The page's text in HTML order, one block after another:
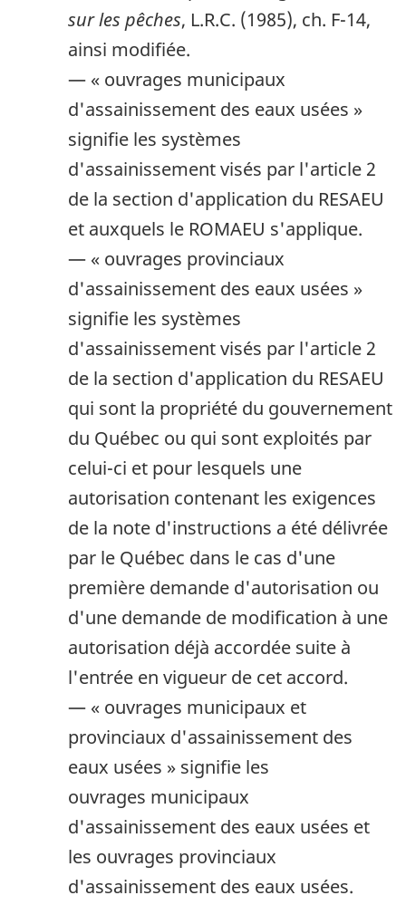
sur les pêches, L.R.C. (1985), ch. F-14,
ainsi modifiée.
— « ouvrages municipaux
d'assainissement des eaux usées »
signifie les systèmes
d'assainissement visés par l'article 2
de la section d'application du RESAEU
et auxquels le ROMAEU s'applique.
— « ouvrages provinciaux
d'assainissement des eaux usées »
signifie les systèmes
d'assainissement visés par l'article 2
de la section d'application du RESAEU
qui sont la propriété du gouvernement
du Québec ou qui sont exploités par
celui-ci et pour lesquels une
autorisation contenant les exigences
de la note d'instructions a été délivrée
par le Québec dans le cas d'une
première demande d'autorisation ou
d'une demande de modification à une
autorisation déjà accordée suite à
l'entrée en vigueur de cet accord.
— « ouvrages municipaux et
provinciaux d'assainissement des
eaux usées » signifie les
ouvrages municipaux
d'assainissement des eaux usées et
les ouvrages provinciaux
d'assainissement des eaux usées.